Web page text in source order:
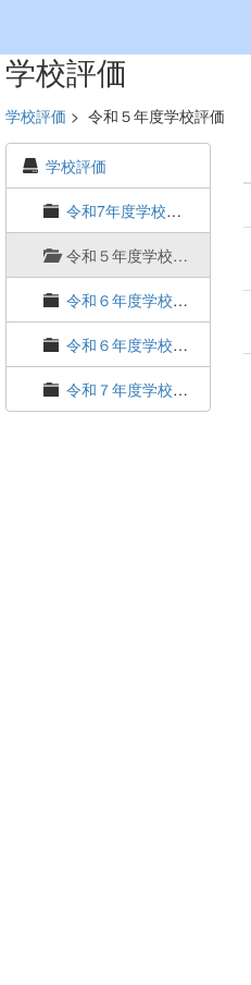
学校評価
学校評価 > 令和５年度学校評価
学校評価
令和7年度学校評価
令和５年度学校評価
令和６年度学校評価
令和６年度学校評価（最終）
令和７年度学校評価（最終）